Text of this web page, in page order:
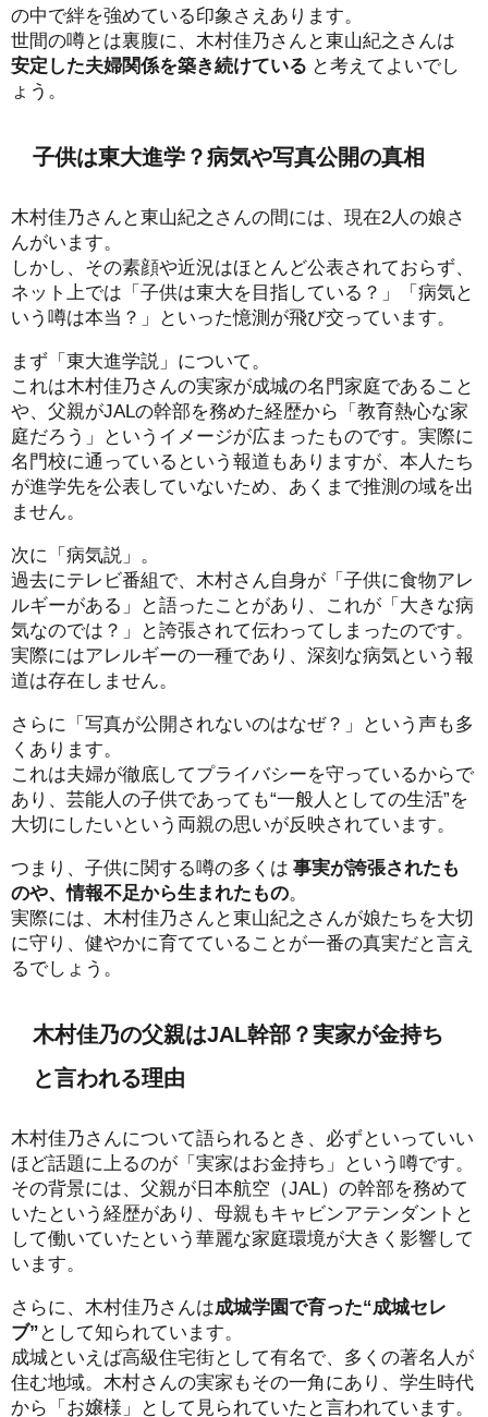
の中で絆を強めている印象さえあります。
世間の噂とは裏腹に、木村佳乃さんと東山紀之さんは
安定した夫婦関係を築き続けている と考えてよいでし
ょう。
子供は東大進学？病気や写真公開の真相
木村佳乃さんと東山紀之さんの間には、現在2人の娘さ
んがいます。
しかし、その素顔や近況はほとんど公表されておらず、
ネット上では「子供は東大を目指している？」「病気と
いう噂は本当？」といった憶測が飛び交っています。
まず「東大進学説」について。
これは木村佳乃さんの実家が成城の名門家庭であること
や、父親がJALの幹部を務めた経歴から「教育熱心な家
庭だろう」というイメージが広まったものです。実際に
名門校に通っているという報道もありますが、本人たち
が進学先を公表していないため、あくまで推測の域を出
ません。
次に「病気説」。
過去にテレビ番組で、木村さん自身が「子供に食物アレ
ルギーがある」と語ったことがあり、これが「大きな病
気なのでは？」と誇張されて伝わってしまったのです。
実際にはアレルギーの一種であり、深刻な病気という報
道は存在しません。
さらに「写真が公開されないのはなぜ？」という声も多
くあります。
これは夫婦が徹底してプライバシーを守っているからで
あり、芸能人の子供であっても“一般人としての生活”を
大切にしたいという両親の思いが反映されています。
つまり、子供に関する噂の多くは 事実が誇張されたも
のや、情報不足から生まれたもの
実際には、木村佳乃さんと東山紀之さんが娘たちを大切
に守り、健やかに育てていることが一番の真実だと言え
るでしょう。
木村佳乃の父親はJAL幹部？実家が金持ち
と言われる理由
木村佳乃さんについて語られるとき、必ずといっていい
ほど話題に上るのが「実家はお金持ち」という噂です。
その背景には、父親が日本航空（JAL）の幹部を務めて
いたという経歴があり、母親もキャビンアテンダントと
して働いていたという華麗な家庭環境が大きく影響して
います。
さらに、木村佳乃さんは成城学園で育った“成城セレ
ブ” として知られています。
成城といえば高級住宅街として有名で、多くの著名人が
住む地域。木村さんの実家もその一角にあり、学生時代
から「お嬢様」として見られていたと言われています。